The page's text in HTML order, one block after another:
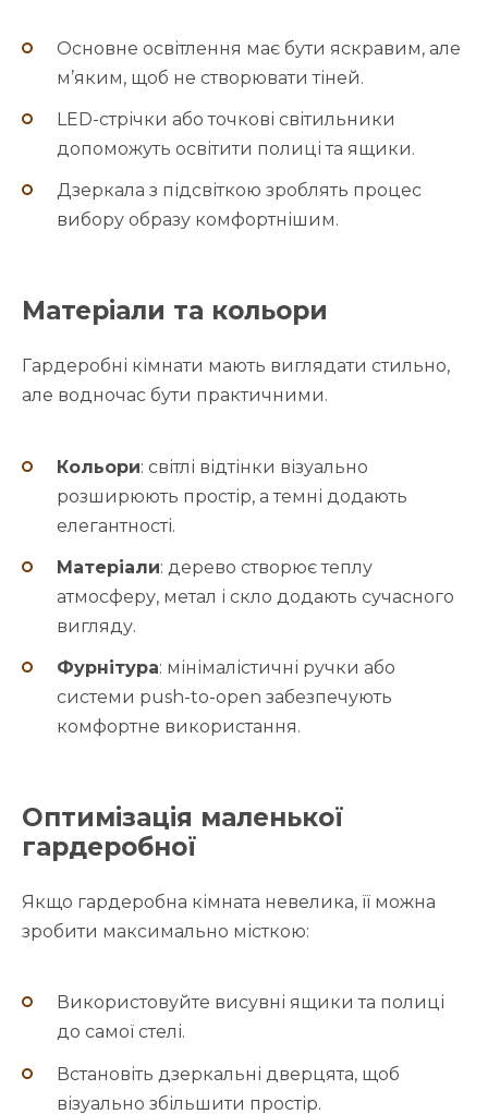
Основне освітлення має бути яскравим, але
м’яким, щоб не створювати тіней.
LED-стрічки або точкові світильники
допоможуть освітити полиці та ящики.
Дзеркала з підсвіткою зроблять процес
вибору образу комфортнішим.
Матеріали та кольори
Гардеробні кімнати мають виглядати стильно,
але водночас бути практичними.
Кольори: світлі відтінки візуально
розширюють простір, а темні додають
елегантності.
Матеріали: дерево створює теплу
атмосферу, метал і скло додають сучасного
вигляду.
Фурнітура: мінімалістичні ручки або
системи push-to-open забезпечують
комфортне використання.
Оптимізація маленької
гардеробної
Якщо гардеробна кімната невелика, її можна
зробити максимально місткою:
Використовуйте висувні ящики та полиці
до самої стелі.
Встановіть дзеркальні дверцята, щоб
візуально збільшити простір.